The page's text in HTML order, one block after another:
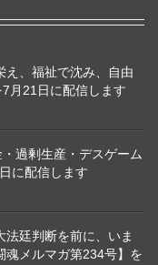
え、福祉で沈み、自由
月21日に配信します
過剰生産・デスゲーム
に配信します
法廷判断を前に、いま
魂メルマガ第234号】を